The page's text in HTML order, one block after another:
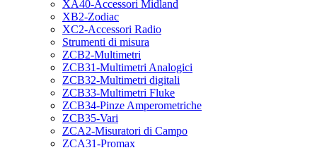
XA40-Accessori Midland
XB2-Zodiac
XC2-Accessori Radio
Strumenti di misura
ZCB2-Multimetri
ZCB31-Multimetri Analogici
ZCB32-Multimetri digitali
ZCB33-Multimetri Fluke
ZCB34-Pinze Amperometriche
ZCB35-Vari
ZCA2-Misuratori di Campo
ZCA31-Promax